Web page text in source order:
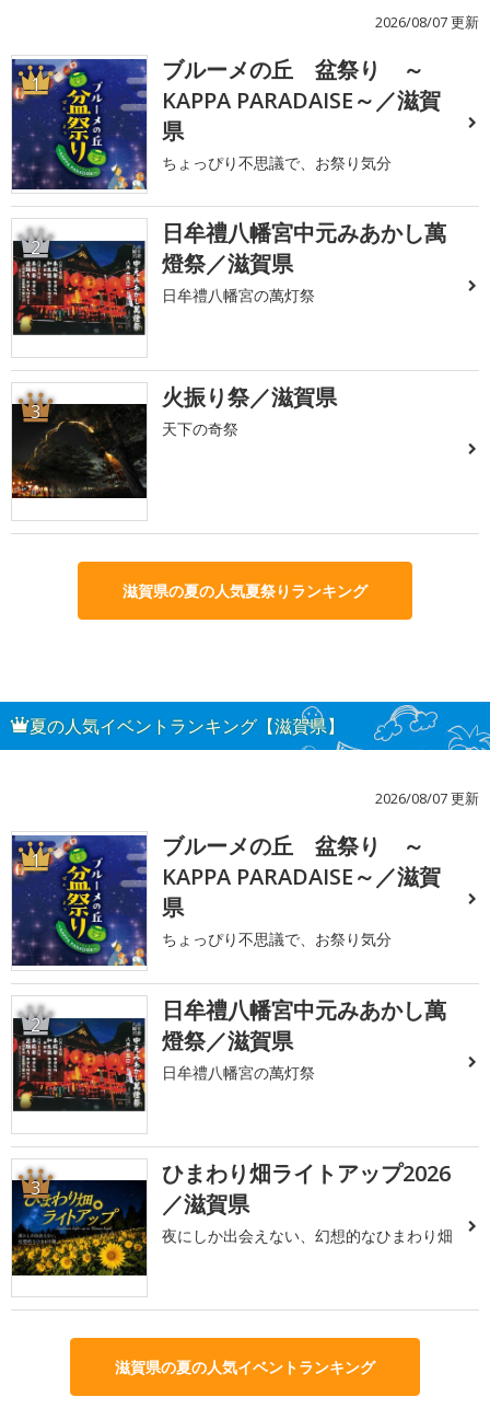
2026/08/07 更新
1
ブルーメの丘 盆祭り ～
KAPPA PARADAISE～／滋賀
県
ちょっぴり不思議で、お祭り気分
2
日牟禮八幡宮中元みあかし萬
燈祭／滋賀県
日牟禮八幡宮の萬灯祭
3 火振り祭／滋賀県
天下の奇祭
滋賀県の夏の人気夏祭りランキング
夏の人気イベントランキング【滋賀県】
2026/08/07 更新
1
ブルーメの丘 盆祭り ～
KAPPA PARADAISE～／滋賀
県
ちょっぴり不思議で、お祭り気分
2
日牟禮八幡宮中元みあかし萬
燈祭／滋賀県
日牟禮八幡宮の萬灯祭
3
ひまわり畑ライトアップ2026
／滋賀県
夜にしか出会えない、幻想的なひまわり畑
滋賀県の夏の人気イベントランキング